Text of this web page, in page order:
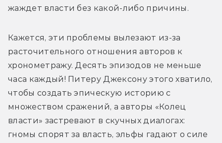
жаждет власти без какой-либо причины.
Кажется, эти проблемы вылезают из-за
расточительного отношения авторов к
хронометражу. Десять эпизодов не меньше
часа каждый! Питеру Джексону этого хватило,
чтобы создать эпическую историю с
множеством сражений, а авторы «Колец
власти» застревают в скучных диалогах:
гномы спорят за власть, эльфы гадают о силе